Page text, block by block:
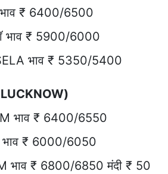
₹ 6400/6500
भाव ₹ 5900/6000
भाव ₹ 5350/5400
भाव ₹ 6400/6550
भाव ₹ 6000/6050
भाव ₹ 6800/6850 मंदी ₹ 50